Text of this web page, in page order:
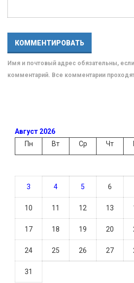
Имя и почтовый адрес обязательны,
комментарий. Все комментарии
Август 2026
Пн
Вт Ср Чт
3 4 5 6
10 11 12 13
17 18 19 20
24 25 26 27
31